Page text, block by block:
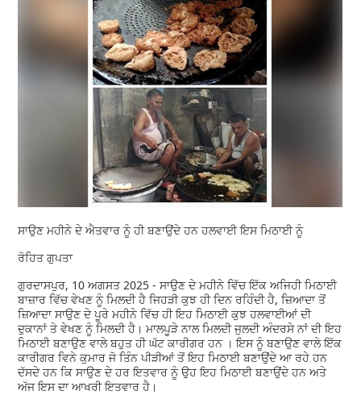
ਸਾਉਣ ਮਹੀਨੇ ਦੇ ਐਤਵਾਰ ਨੂੰ ਹੀ ਬਣਾਉਂਦੇ ਹਨ ਹਲਵਾਈ ਇਸ ਮਿਠਾਈ ਨੂੰ
ਰੋਹਿਤ ਗੁਪਤਾ
ਗੁਰਦਾਸਪੁਰ, 10 ਅਗਸਤ 2025 - ਸਾਉਣ ਦੇ ਮਹੀਨੇ ਵਿੱਚ ਇੱਕ ਅਜਿਹੀ ਮਿਠਾਈ
ਬਾਜ਼ਾਰ ਵਿੱਚ ਵੇਖਣ ਨੂੰ ਮਿਲਦੀ ਹੈ ਜਿਹੜੀ ਕੁਝ ਹੀ ਦਿਨ ਰਹਿੰਦੀ ਹੈ, ਜ਼ਿਆਦਾ ਤੋਂ
ਜ਼ਿਆਦਾ ਸਾਉਣ ਦੇ ਪੂਰੇ ਮਹੀਨੇ ਵਿੱਚ ਹੀ ਇਹ ਮਿਠਾਈ ਕੁਝ ਹਲਵਾਈਆਂ ਦੀ
ਦੁਕਾਨਾਂ ਤੇ ਵੇਖਣ ਨੂੰ ਮਿਲਦੀ ਹੈ। ਮਾਲਪੂੜੇ ਨਾਲ ਮਿਲਦੀ ਜੁਲਦੀ ਅੰਦਰਸੇ ਨਾਂ ਦੀ ਇਹ
ਮਿਠਾਈ ਬਣਾਉਣ ਵਾਲੇ ਬਹੁਤ ਹੀ ਘੱਟ ਕਾਰੀਗਰ ਹਨ । ਇਸ ਨੂੰ ਬਣਾਉਣ ਵਾਲੇ ਇੱਕ
ਕਾਰੀਗਰ ਵਿਨੇ ਕੁਮਾਰ ਜੋ ਤਿੰਨ ਪੀੜੀਆਂ ਤੋਂ ਇਹ ਮਿਠਾਈ ਬਣਾਉਂਦੇ ਆ ਰਹੇ ਹਨ
ਦੱਸਦੇ ਹਨ ਕਿ ਸਾਉਣ ਦੇ ਹਰ ਇਤਵਾਰ ਨੂੰ ਉਹ ਇਹ ਮਿਠਾਈ ਬਣਾਉਂਦੇ ਹਨ ਅਤੇ
ਅੱਜ ਇਸ ਦਾ ਆਖਰੀ ਇਤਵਾਰ ਹੈ।